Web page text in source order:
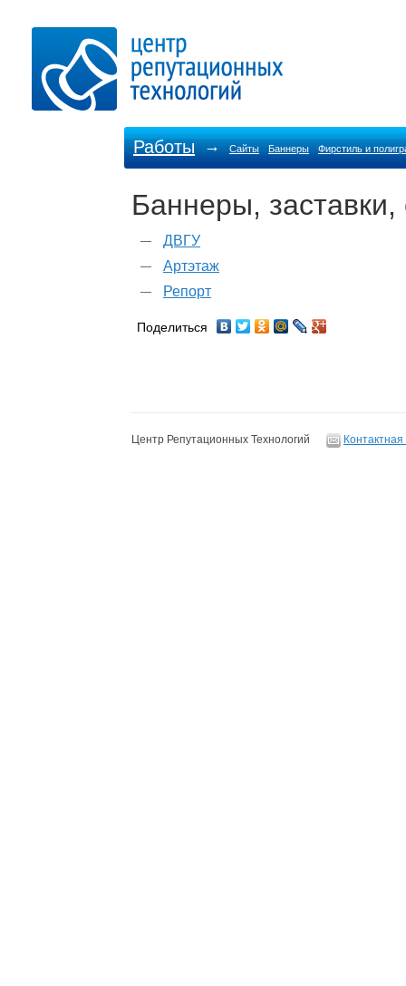
Работы → Сайты Баннеры Фирстиль и
Баннеры,
ДВГУ
Артэтаж
Репорт
Поделиться
Центр Репутационных Технологий